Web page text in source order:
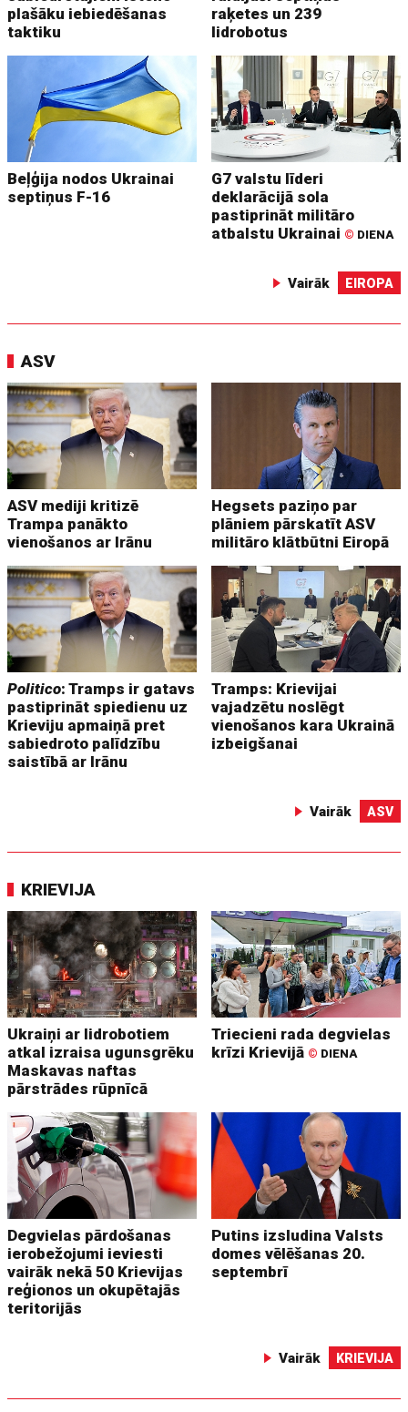
plašāku iebiedēšanas
taktiku
raķetes un 239
lidrobotus
Beļģija nodos Ukrainai
septiņus F-16
G7 valstu līderi
deklarācijā sola
pastiprināt militāro
atbalstu Ukrainai © DIENA
Vairāk EIROPA
ASV
ASV mediji kritizē
Trampa panākto
vienošanos ar Irānu
Hegsets paziņo par
plāniem pārskatīt ASV
militāro klātbūtni Eiropā
Politico: Tramps ir gatavs
pastiprināt spiedienu uz
Krieviju apmaiņā pret
sabiedroto palīdzību
saistībā ar Irānu
Tramps: Krievijai
vajadzētu noslēgt
vienošanos kara Ukrainā
izbeigšanai
Vairāk ASV
KRIEVIJA
Ukraiņi ar lidrobotiem
atkal izraisa ugunsgrēku
Maskavas naftas
pārstrādes rūpnīcā
Triecieni rada degvielas
krīzi Krievijā © DIENA
Degvielas pārdošanas
ierobežojumi ieviesti
vairāk nekā 50 Krievijas
reģionos un okupētajās
teritorijās
Putins izsludina Valsts
domes vēlēšanas 20.
septembrī
Vairāk KRIEVIJA